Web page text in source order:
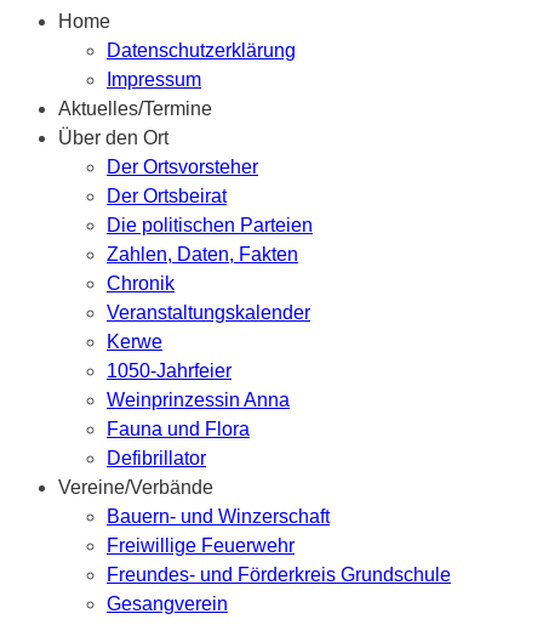
Home
Datenschutzerklärung
Impressum
Aktuelles/Termine
Über den Ort
Der Ortsvorsteher
Der Ortsbeirat
Die politischen Parteien
Zahlen, Daten, Fakten
Chronik
Veranstaltungskalender
Kerwe
1050-Jahrfeier
Weinprinzessin Anna
Fauna und Flora
Defibrillator
Vereine/Verbände
Bauern- und Winzerschaft
Freiwillige Feuerwehr
Freundes- und Förderkreis Grundschule
Gesangverein